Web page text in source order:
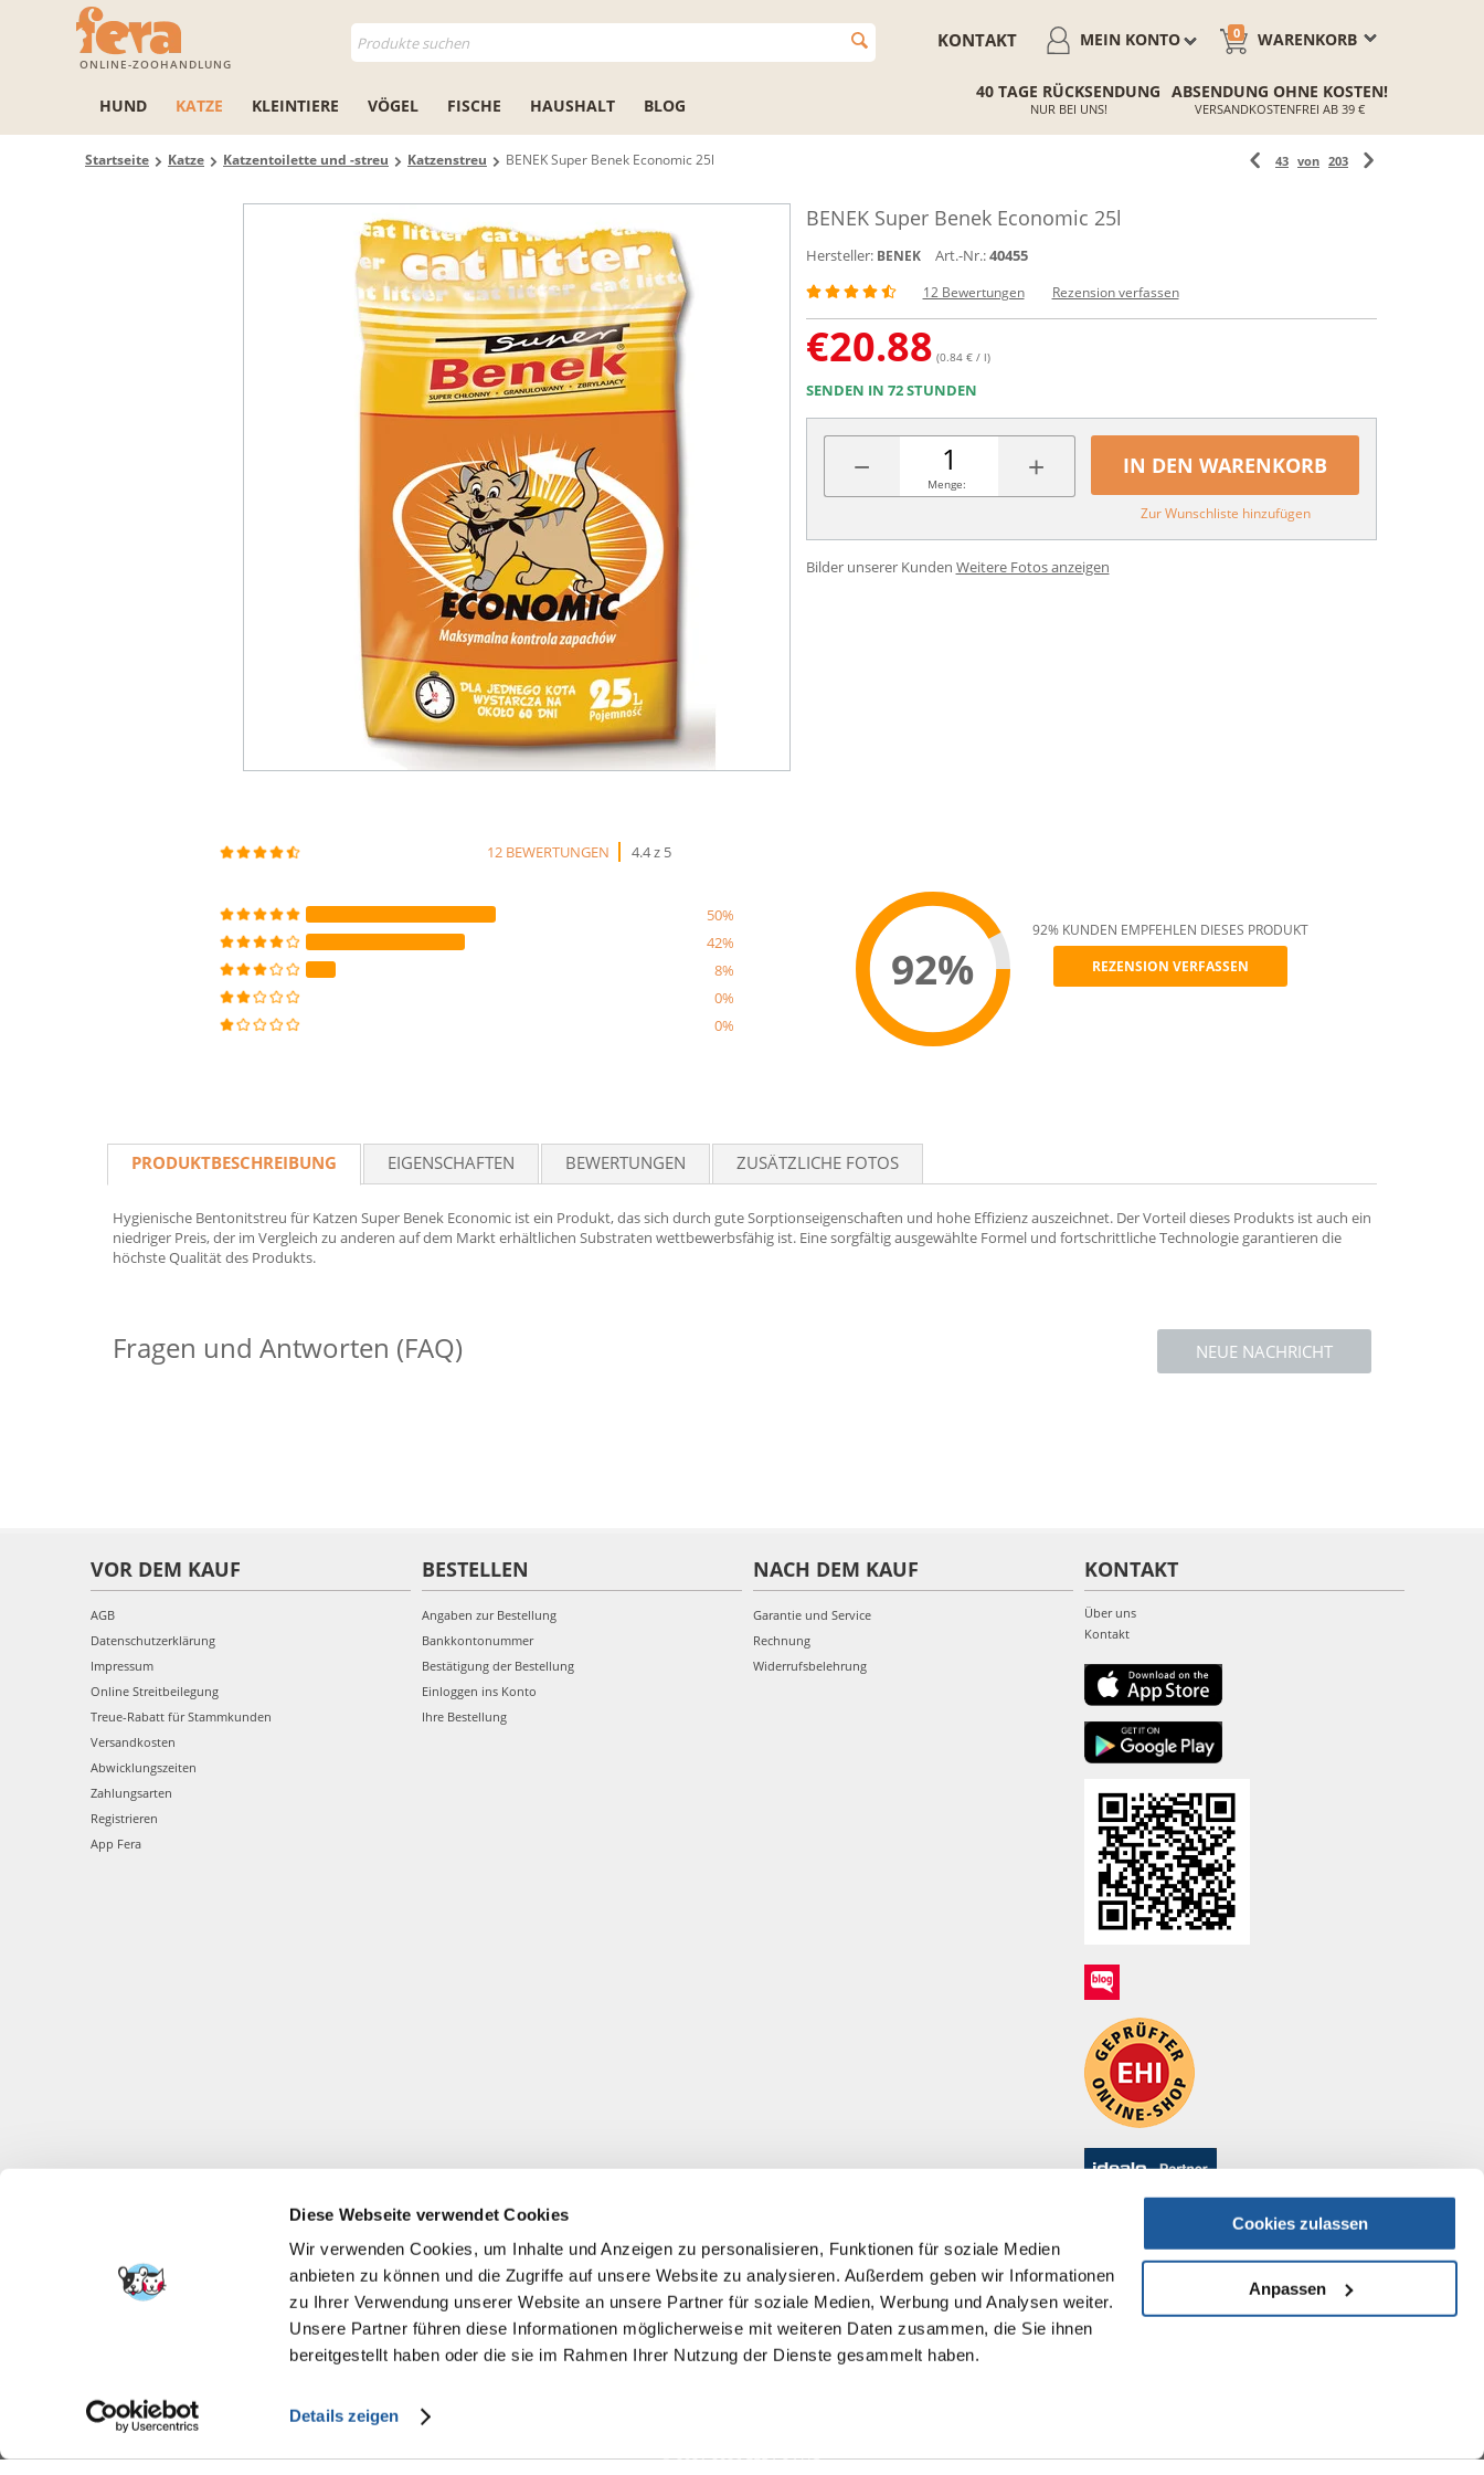
Diese Webseite verwendet Cookies
Wir verwenden Cookies, um Inhalte und Anzeigen zu personalisieren, Funktionen für soziale Medien
anbieten zu können und die Zugriffe auf unsere Website zu analysieren. Außerdem geben wir Informationen
zu Ihrer Verwendung unserer Website an unsere Partner für soziale Medien, Werbung und Analysen weiter.
Unsere Partner führen diese Informationen möglicherweise mit weiteren Daten zusammen, die Sie ihnen
bereitgestellt haben oder die sie im Rahmen Ihrer Nutzung der Dienste gesammelt haben.
Details zeigen
Cookies zulassen
Anpassen
ONLINE-ZOOHANDLUNG
WARENKORB
0
MEIN KONTO
KONTAKT
HUND KATZE KLEINTIERE VÖGEL FISCHE HAUSHALT BLOG
40 TAGE RÜCKSENDUNG
NUR BEI UNS!
ABSENDUNG OHNE KOSTEN!
VERSANDKOSTENFREI AB 39 €
Startseite Katze Katzentoilette und -streu Katzenstreu BENEK Super Benek Economic 25l 43 von 203
BENEK Super Benek Economic 25l
Hersteller: BENEK Art.-Nr.:40455
12 Bewertungen Rezension verfassen
€20.88 (0.84 € / l)
SENDEN IN 72 STUNDEN
− +
Menge:
IN DEN WARENKORB
Zur Wunschliste hinzufügen
Bilder unserer Kunden Weitere Fotos anzeigen
12 BEWERTUNGEN 4.4 z 5
50%
42%
8%
0%
0%
92%
Recommend
92% KUNDEN EMPFEHLEN DIESES PRODUKT
REZENSION VERFASSEN
PRODUKTBESCHREIBUNG EIGENSCHAFTEN BEWERTUNGEN ZUSÄTZLICHE FOTOS
Hygienische Bentonitstreu für Katzen Super Benek Economic ist ein Produkt, das sich durch gute Sorptionseigenschaften und hohe Effizienz auszeichnet. Der Vorteil dieses Produkts ist auch ein
niedriger Preis, der im Vergleich zu anderen auf dem Markt erhältlichen Substraten wettbewerbsfähig ist. Eine sorgfältig ausgewählte Formel und fortschrittliche Technologie garantieren die
höchste Qualität des Produkts.
NEUE NACHRICHT
Fragen und Antworten (FAQ)
VOR DEM KAUF
AGB
Datenschutzerklärung
Impressum
Online Streitbeilegung
Treue-Rabatt für Stammkunden
Versandkosten
Abwicklungszeiten
Zahlungsarten
Registrieren
App Fera
BESTELLEN
Angaben zur Bestellung
Bankkontonummer
Bestätigung der Bestellung
Einloggen ins Konto
Ihre Bestellung
NACH DEM KAUF
Garantie und Service
Rechnung
Widerrufsbelehrung
KONTAKT
Über uns
Kontakt
© 2021-2026 FERA 24 UG.